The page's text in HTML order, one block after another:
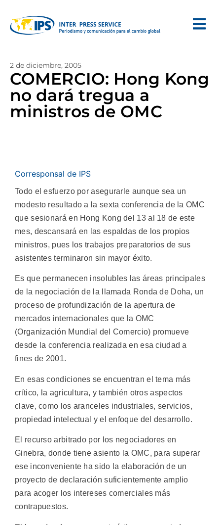
2 de diciembre, 2005
COMERCIO: Hong Kong
no dará tregua a
ministros de OMC
Corresponsal de IPS
Todo el esfuerzo por asegurarle aunque sea un
modesto resultado a la sexta conferencia de la OMC
que sesionará en Hong Kong del 13 al 18 de este
mes, descansará en las espaldas de los propios
ministros, pues los trabajos preparatorios de sus
asistentes terminaron sin mayor éxito.
Es que permanecen insolubles las áreas principales
de la negociación de la llamada Ronda de Doha, un
proceso de profundización de la apertura de
mercados internacionales que la OMC
(Organización Mundial del Comercio) promueve
desde la conferencia realizada en esa ciudad a
fines de 2001.
En esas condiciones se encuentran el tema más
crítico, la agricultura, y también otros aspectos
clave, como los aranceles industriales, servicios,
propiedad intelectual y el enfoque del desarrollo.
El recurso arbitrado por los negociadores en
Ginebra, donde tiene asiento la OMC, para superar
ese inconveniente ha sido la elaboración de un
proyecto de declaración suficientemente amplio
para acoger los intereses comerciales más
contrapuestos.